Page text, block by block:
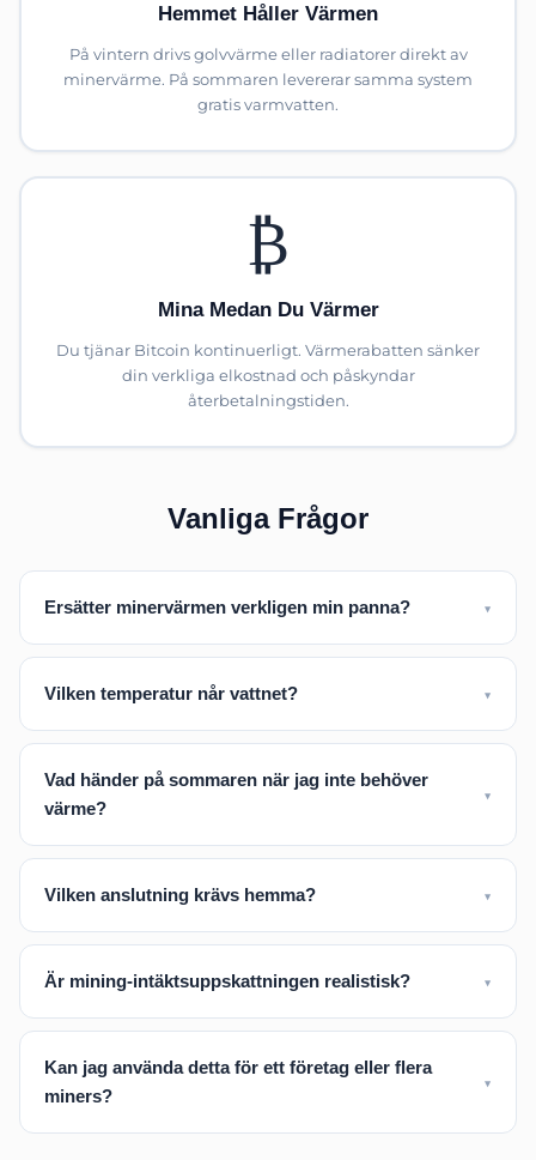
Hemmet Håller Värmen
På vintern drivs golvvärme eller radiatorer direkt av
minervärme. På sommaren levererar samma system
gratis varmvatten.
₿
Mina Medan Du Värmer
Du tjänar Bitcoin kontinuerligt. Värmerabatten sänker
din verkliga elkostnad och påskyndar
återbetalningstiden.
Vanliga Frågor
Ersätter minervärmen verkligen min panna? ▼
Vilken temperatur når vattnet? ▼
Vad händer på sommaren när jag inte behöver
värme?
▼
Vilken anslutning krävs hemma? ▼
Är mining-intäktsuppskattningen realistisk? ▼
Kan jag använda detta för ett företag eller flera
miners?
▼